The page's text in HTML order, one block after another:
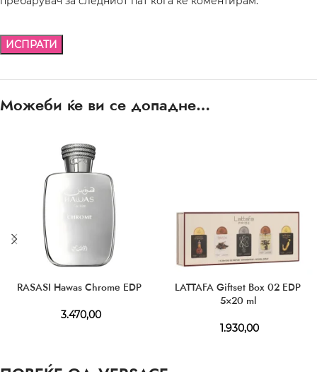
Можеби ќе ви се допадне…
RASASI Hawas Chrome EDP
3.470,00
LATTAFA Giftset Box 02 EDP
5×20 ml
1.930,00